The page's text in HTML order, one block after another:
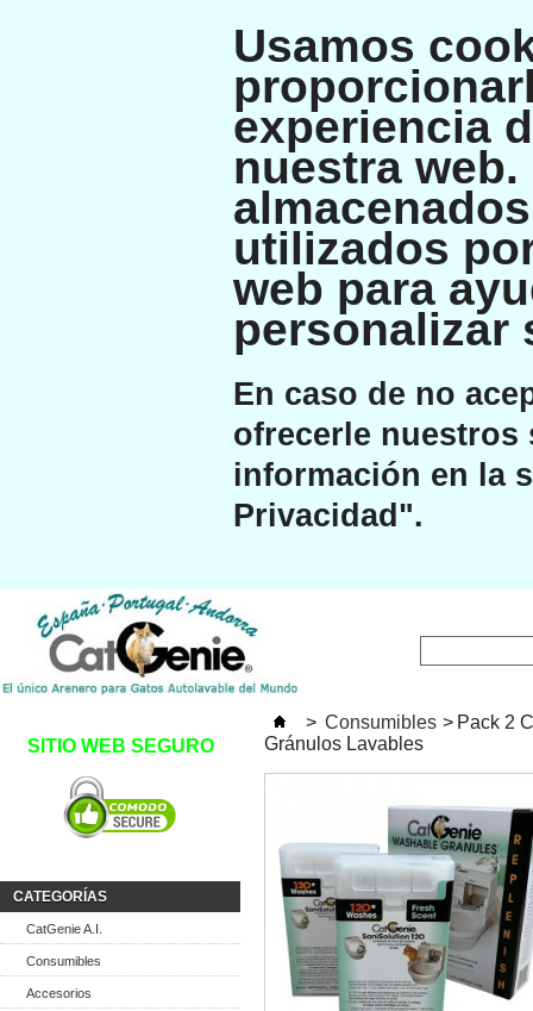
Usamos
experiencia
nuestra
utilizados
web para
personalizar
En caso de no
ofrecerle nuestros
información en la
Privacidad".
SITIO WEB SEGURO
CATEGORÍAS
CatGenie A.I.
Consumibles
Accesorios
> Consumibles > Pack 2
Gránulos Lavables